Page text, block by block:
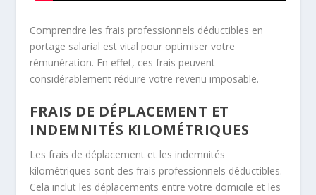
Comprendre les frais professionnels déductibles en
portage salarial est vital pour optimiser votre
rémunération. En effet, ces frais peuvent
considérablement réduire votre revenu imposable.
FRAIS DE DÉPLACEMENT ET
INDEMNITÉS KILOMÉTRIQUES
Les frais de déplacement et les indemnités
kilométriques sont des frais professionnels déductibles.
Cela inclut les déplacements entre votre domicile et les